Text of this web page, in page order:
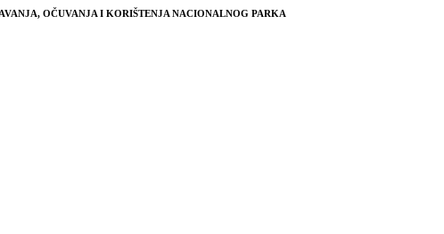
OČUVANJA I KORIŠTENJA NACIONALNOG PARKA